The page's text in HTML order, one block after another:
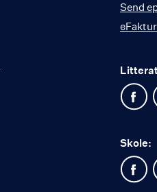
Send
Skole: